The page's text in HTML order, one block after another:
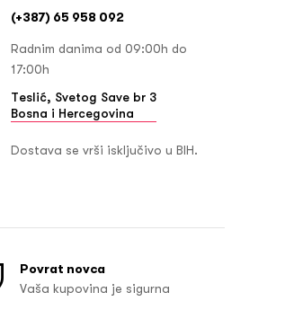
(+387) 65 958 092
Radnim danima od 09:00h do
17:00h
Teslić, Svetog Save br 3
Bosna i Hercegovina
Dostava se vrši isključivo u BIH.
Povrat novca
Vaša kupovina je sigurna